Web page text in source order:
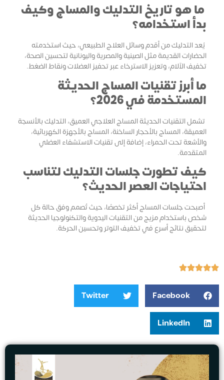
ما هو تاريخ التدليك والمساج وكيف
بدأ استخدامه؟
يُعد التدليك من أقدم وسائل العلاج الطبيعي، حيث استخدمته
الحضارات القديمة مثل الصينية والمصرية واليونانية لتحسين الصحة،
تخفيف الآلام، وتعزيز الاسترخاء عبر تحفيز العضلات ونقاط الضغط.
ما أبرز تقنيات المساج الحديثة
المستخدمة في 2026؟
تشمل التقنيات الحديثة المساج العلاجي العميق، التدليك بالأنسجة
العميقة، المساج بالأحجار الساخنة، المساج بالأجهزة الكهربائية،
والأشعة تحت الحمراء، إضافة إلى تقنيات الاستشفاء العضلي
المتقدمة.
كيف تطورت جلسات التدليك لتناسب
احتياجات العصر الحديث؟
أصبحت جلسات المساج أكثر تخصصًا، حيث تُصمم وفق حالة كل
شخص باستخدام مزيج من التقنيات اليدوية والتكنولوجيا الحديثة
لتحقيق نتائج أسرع في تخفيف التوتر وتحسين الحركة.
Facebook
Twitter
LinkedIn